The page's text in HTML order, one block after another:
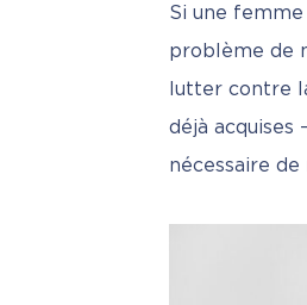
Si une
problème de
lutter contre
déjà acquises
nécessaire de